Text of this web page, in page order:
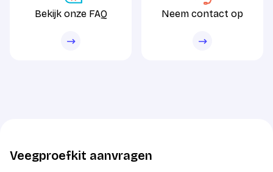
Bekijk onze FAQ Neem contact op
Veegproefkit aanvragen